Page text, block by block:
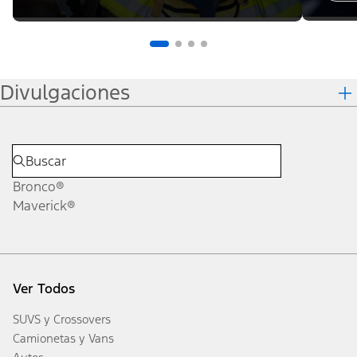
Divulgaciones
Bronco®
Maverick®
Ver Todos
SUVS y Crossovers
Camionetas y Vans